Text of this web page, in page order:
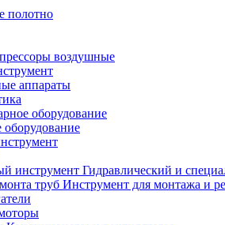
полотно
воздушные
аппараты
оборудование
оборудование
Гидравлический и
Инструмент для монтажа и